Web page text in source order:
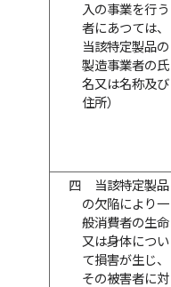
入の事業を行う
者にあつては、
当該特定製品の
製造事業者の氏
名又は名称及び
住所）
四
当該特定製品
の欠陥により一
般消費者の生命
又は身体につい
て損害が生じ、
その被害者に対